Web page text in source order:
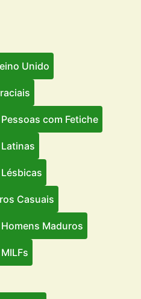
Unido
com Fetiche
Casuais
Maduros